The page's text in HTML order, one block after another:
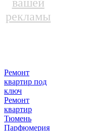
вашей
рекламы
Ремонт
квартир под
ключ
Ремонт
квартир
Тюмень
Парфюмерия